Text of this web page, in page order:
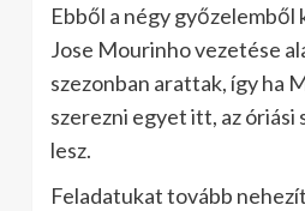
Ebből a négy
Jose Mourinho vezetése
szezonban arattak, így ha
szerezni egyet itt, az óriási
lesz.
Feladatukat tovább